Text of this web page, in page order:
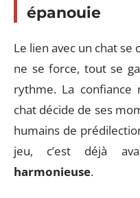
épanouie
Le lien avec un chat
ne se force, tout se
rythme. La confiance
chat décide de ses
humains de
jeu, c’est déjà
harmonieuse.